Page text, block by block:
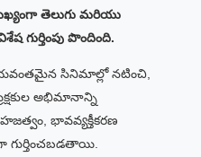
తెలుగు మరియు
గుర్తింపు పొందింది.
సినిమాల్లో నటించి,
అభిమానాన్ని
భావవ్యక్తీకరణ
గుర్తించబడతాయి.